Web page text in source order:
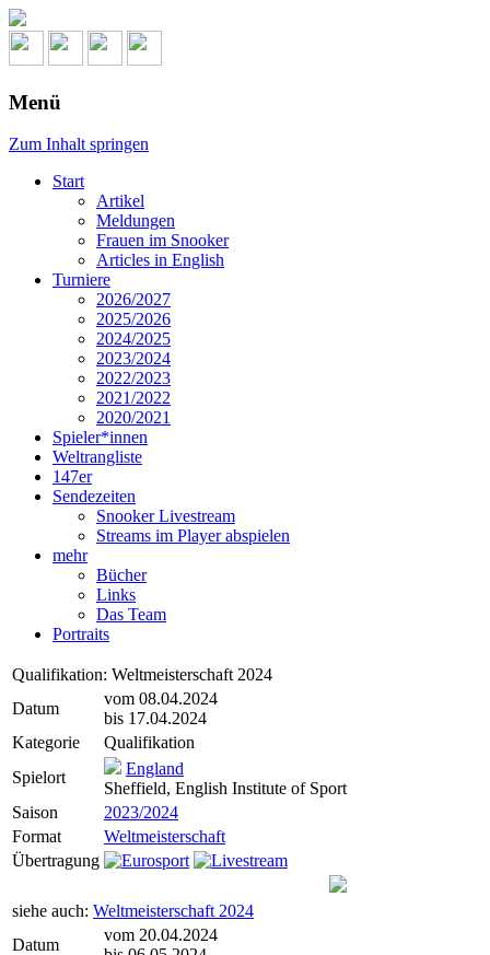
Menü
Zum Inhalt springen
Start
Artikel
Meldungen
Frauen im Snooker
Articles in English
Turniere
2026/2027
2025/2026
2024/2025
2023/2024
2022/2023
2021/2022
2020/2021
Spieler*innen
Weltrangliste
147er
Sendezeiten
Snooker Livestream
Streams im Player abspielen
mehr
Bücher
Links
Das Team
Portraits
Qualifikation: Weltmeisterschaft 2024
Datum
vom 08.04.2024
bis 17.04.2024
Kategorie
Qualifikation
Spielort
England
Sheffield, English Institute of Sport
Saison
2023/2024
Format
Weltmeisterschaft
Übertragung
siehe auch: Weltmeisterschaft 2024
Datum
vom 20.04.2024